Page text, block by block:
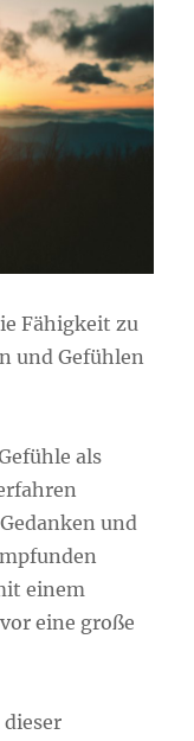
Fähigkeit zu
und Gefühlen
als
und
einem
eine große